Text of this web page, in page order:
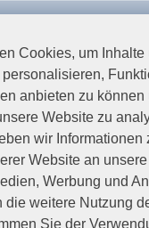
Cookies, um Inhalte
anbieten zu können
Website zu
wir Informationen
Website an
Werbung und
die weitere Nutzung
Sie der